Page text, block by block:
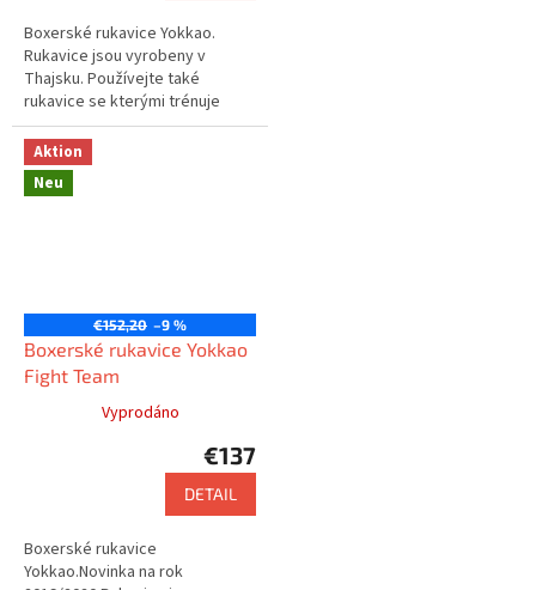
Boxerské rukavice Yokkao.
Rukavice jsou vyrobeny v
Thajsku. Používejte také
rukavice se kterými trénuje
např. Saenchai nebo Buakaw.
Aktion
Neu
€152,20 –9 %
Boxerské rukavice Yokkao
Fight Team
Vyprodáno
€137
DETAIL
Boxerské rukavice
Yokkao.Novinka na rok